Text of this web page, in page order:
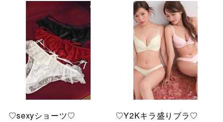
♡sexyショーツ♡ ♡Y2Kキラ盛りブラ♡